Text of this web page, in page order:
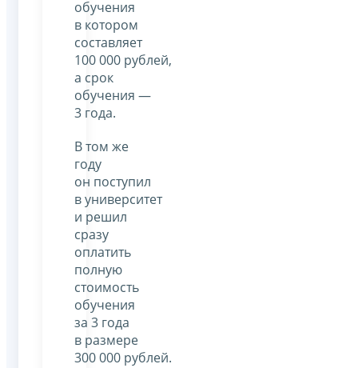
обучения
в котором
составляет
100 000 рублей,
а срок
обучения —
3 года.
В том же
году
он поступил
в университет
и решил
сразу
оплатить
полную
стоимость
обучения
за 3 года
в размере
300 000 рублей.